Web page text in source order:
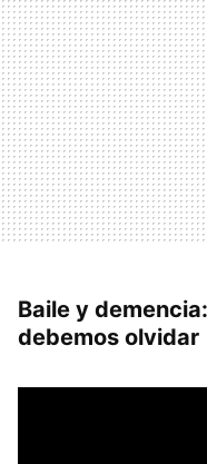
Baile y
debemos olvidar